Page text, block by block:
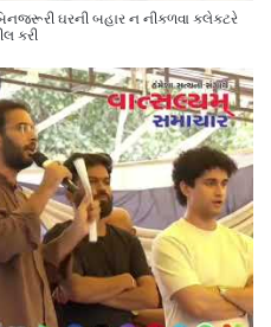
ઘરની બહાર ન નીકળવા કલેક્ટરે
કરી